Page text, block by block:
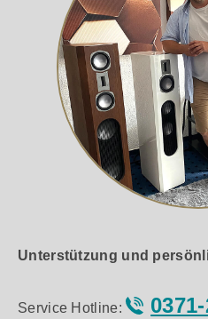
Unterstützung und
Service Hotline: